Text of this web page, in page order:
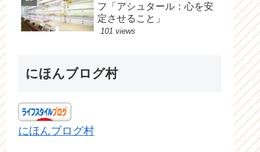
フ「アシュタール：心を安
定させること」
101 views
にほんブログ村
にほんブログ村